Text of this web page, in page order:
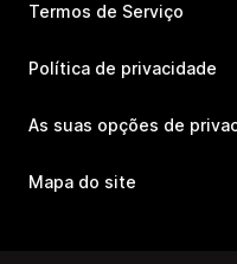
Termos de Serviço
Política de privacidade
As suas opções de
Mapa do site